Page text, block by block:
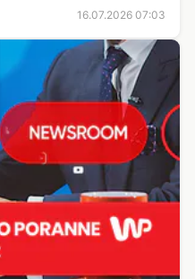
nie krył selekcjoner polskiej
16.07.2026 07:03